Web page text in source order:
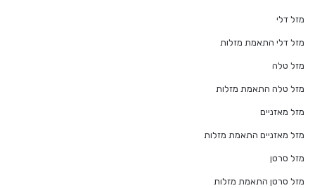
מזל דלי
מזל דלי התאמת מזלות
מזל טלה
מזל טלה התאמת מזלות
מזל מאזניים
מזל מאזניים התאמת מזלות
מזל סרטן
מזל סרטן התאמת מזלות